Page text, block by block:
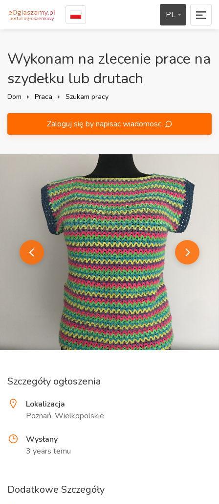
PL
Wykonam na zlecenie prace na
szydełku lub drutach
Dom Praca Szukam pracy
Zaloguj się by napisac wiadomosc
Szczegóły ogłoszenia
Lokalizacja
Poznań, Wielkopolskie
Wysłany
3 years temu
Dodatkowe Szczegóły